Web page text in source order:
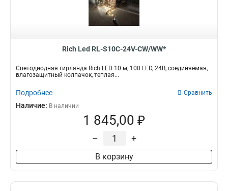
Rich Led RL-S10C-24V-CW/WW*
Светодиодная гирлянда Rich LED 10 м, 100 LED, 24В, соединяемая,
влагозащитный колпачок, теплая...
Подробнее Сравнить
Наличие: В наличии
1 845,00 ₽
– +
В корзину